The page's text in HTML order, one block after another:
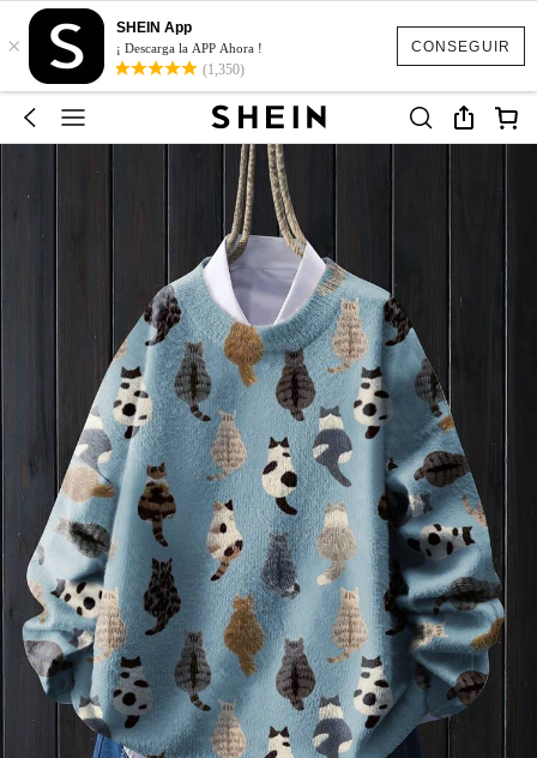
CONSEGUIR
×
SHEIN App
¡ Descarga la APP Ahora !
(1,350)